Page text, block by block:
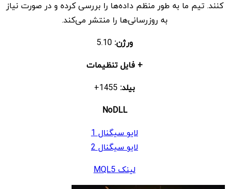
کنند. تیم ما به طور منظم داده‌ها را بررسی کرده و در صورت نیاز
به روزرسانی‌ها را منتشر می‌کند.
ورژن:5.10
+ فایل تنظیمات
بیلد:
NoDLL
لایو سیگنال 1
لایو سیگنال 2
لینک MQL5